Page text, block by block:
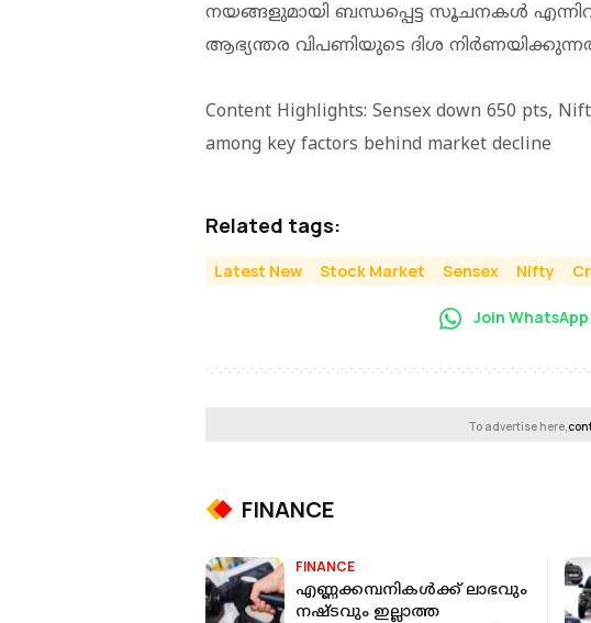
നയങ്ങളുമായി ബന്ധപ്പെട്ട സൂചനകൾ
ആഭ്യന്തര വിപണിയുടെ ദിശ
Content Highlights: Sensex down 650 pts,
among key factors behind market decline
Related tags:
Latest New Stock Market Sensex Nifty
Join
To advertise here,
FINANCE
FINANCE
എണ്ണക്കമ്പനികൾക്ക് ലാഭവും
നഷ്ടവും ഇല്ലാത്ത